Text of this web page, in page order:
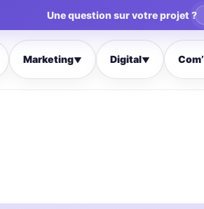
Une question sur votre projet ?
Marketing▼ Digital▼ Com’